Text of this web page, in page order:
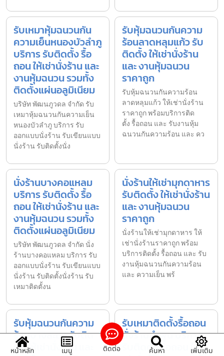
รับเหมาหุ้มฉนวนกัน
ความเย็นหนองบัวลำภู
บริการ รับติดตั้ง รื้อ
ถอน ให้เช่านั่งร้าน และ
งานหุ้มฉนวน รวมทั้ง
ติดตั้งแผ่นอลูมิเนียม
บริษัท พัฒนภูวดล จำกัด รับ
เหมาหุ้มฉนวนกันความเย็น
หนองบัวลำภู บริการ รับ
ออกแบบนั่งร้าน รับเขียนแบบ
นั่งร้าน รับติดตั้งนั่ง
รับหุ้มฉนวนกันความ
ร้อนลาดหลุมแก้ว รับ
ติดตั้ง ให้เช่านั่งร้าน
และ งานหุ้มฉนวน
ราคาถูก
รับหุ้มฉนวนกันความร้อน
ลาดหลุมแก้ว ให้เช่านั่งร้าน
ราคาถูก พร้อมบริการติด
ตั้ง รื้อถอน และ รับงานหุ้ม
ฉนวนกันความร้อน และ คว
นั่งร้านบางคอแหลม
บริการ รับติดตั้ง รื้อ
ถอน ให้เช่านั่งร้าน และ
งานหุ้มฉนวน รวมทั้ง
ติดตั้งแผ่นอลูมิเนียม
บริษัท พัฒนภูวดล จำกัด นั่ง
ร้านบางคอแหลม บริการ รับ
ออกแบบนั่งร้าน รับเขียนแบบ
นั่งร้าน รับติดตั้งนั่งร้าน รับ
เหมาติดตั้งน
นั่งร้านให้เช่ามุกดาหาร
รับติดตั้ง ให้เช่านั่งร้าน
และ งานหุ้มฉนวน
ราคาถูก
นั่งร้านให้เช่ามุกดาหาร ให้
เช่านั่งร้านราคาถูก พร้อม
บริการติดตั้ง รื้อถอน และ รับ
งานหุ้มฉนวนกันความร้อน
และ ความเย็น พร้
รับหุ้มฉนวนกันความ
ร้อนบางละมุง รับติด
ตั้ง ให้เช่านั่งร้าน และ
รับเหมาติดตั้งรื้อถอน
นั่งร้านลำพูน บริการ
รับติดตั้ง รื้อถอน ให้
หน้าหลัก เมนู ติดต่อ ค้นหา เพิ่มเติม